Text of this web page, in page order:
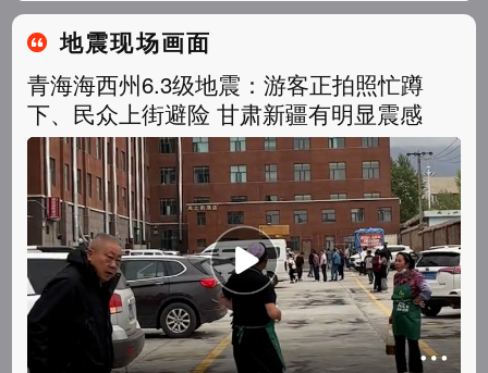
地震现场画面
青海海西州6.3级地震：游客正拍照忙蹲
下、民众上街避险 甘肃新疆有明显震感